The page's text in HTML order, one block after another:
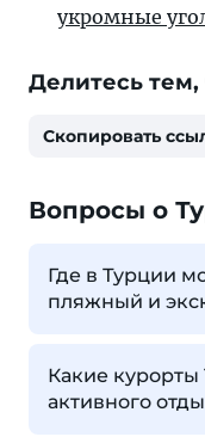
укромные
Делитесь тем,
Скопировать
Вопросы о
Где в Турции
пляжный и
Какие
активного